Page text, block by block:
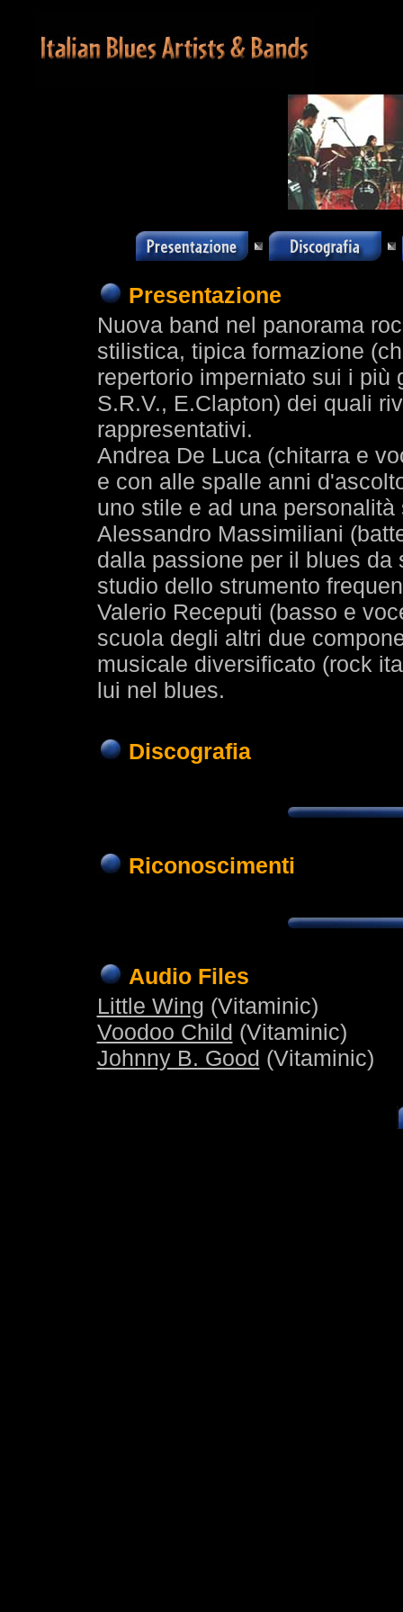
Presentazione
Nuova band nel panorama
stilistica, tipica formazione
repertorio imperniato sui i più
S.R.V., E.Clapton) dei quali
rappresentativi.
Andrea De Luca (chitarra e
e con alle spalle anni
uno stile e ad una
Alessandro Massimiliani
dalla passione per il blues
studio dello strumento
Valerio Receputi (basso e
scuola degli altri due
musicale diversificato (rock
lui nel blues.
Discografia
Riconoscimenti
Audio Files
Little Wing (Vitaminic)
Voodoo Child (Vitaminic)
Johnny B. Good (Vitaminic)